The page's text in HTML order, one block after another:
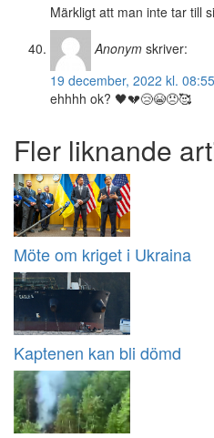
Märkligt att man inte tar till
Anonym skriver:
19 december, 2022 kl. 08:55
ehhhh ok? 🖤💔😢😭😠🥰
Fler liknande
Möte om kriget i Ukraina
Kaptenen kan bli dömd